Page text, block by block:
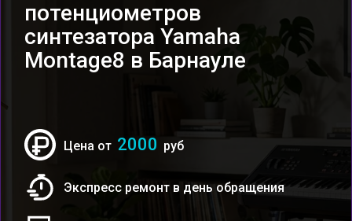
потенциометров
синтезатора Yamaha
Montage8 в Барнауле
Цена от 2000 руб
Экспресс ремонт в день обращения